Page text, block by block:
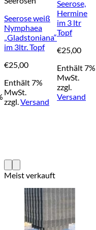
Seerose weiß
Nymphaea
„Gladstoniana“
im 3ltr. Topf
€25,00
Enthält 7%
MwSt.
zzgl.Versand
Seerose,
Hermine
im 3 ltr
Topf
€25,00
Enthält 7%
MwSt.
zzgl.
Versand
Meist verkauft